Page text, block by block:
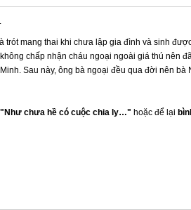
trót mang thai khi chưa lập gia đình và sinh
chấp nhận cháu ngoại ngoài giá thú nên
Sau này, ông bà ngoại đều qua đời nên bà
"Như chưa hề có cuộc chia ly…" hoặc để lại